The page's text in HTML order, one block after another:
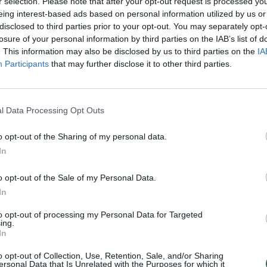
interest-based ads based on personal information utilized by us
to third parties prior to your opt-out. You may separately
of your personal information by third parties on the IAB’s list of
This information may also be disclosed by us to third parties on the
Participants that may further disclose it to other third parties.
Data Processing Opt Outs
opt-out of the Sharing of my personal data.
opt-out of the Sale of my Personal Data.
opt-out of processing my Personal Data for Targeted
opt-out of Collection, Use, Retention, Sale, and/or Sharing
Data that Is Unrelated with the Purposes for which it
žurnalistas Alessandro Luigi Maggi
skirtingais keliais žada Neapolio „GeVi“
Žemaitis.
tapo šio sezono pradžioje. Vis dėlto
neįkvėpė.
per 20 sužaistų rungtynių iškovojo 7